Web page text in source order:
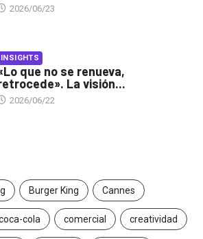
2026/06/23
INSIGHTS
que no se renueva,
La visión...
2026/06/22
Burger King Cannes
cola comercial creatividad